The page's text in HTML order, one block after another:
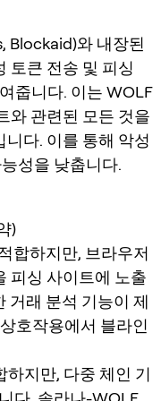
Blockaid)와 내장된
토큰 전송 및 피싱
줍니다. 이는 WOLF
와 관련된 모든 것을
다. 이를 통해 악성
성을 낮춥니다.
)
합하지만, 브라우저
피싱 사이트에 노출
거래 분석 기능이 제
호작용에서 블라인
하지만, 다중 체인 기